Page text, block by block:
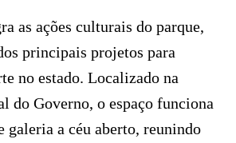
as ações culturais do parque,
principais projetos para
no estado. Localizado na
do Governo, o espaço funciona
galeria a céu aberto, reunindo